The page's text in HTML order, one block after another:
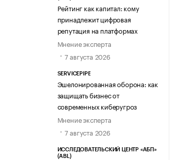
Рейтинг как капитал: кому
принадлежит цифровая
репутация на платформах
Мнение эксперта
7 августа 2026
SERVICEPIPE
Эшелонированная оборона: как
защищать бизнес от
современных киберугроз
Мнение эксперта
7 августа 2026
ИССЛЕДОВАТЕЛЬСКИЙ ЦЕНТР «АБП»
(ABL)